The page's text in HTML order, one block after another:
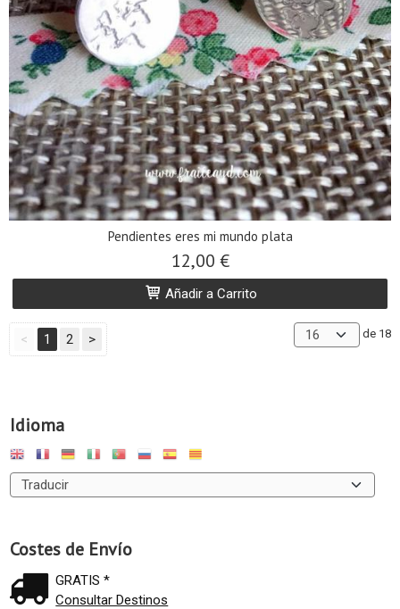
Idioma
Costes de Envío
GRATIS *
Consultar Destinos
Pendientes eres mi mundo plata
12,00 €
Añadir a Carrito
< 1 2 > de 18